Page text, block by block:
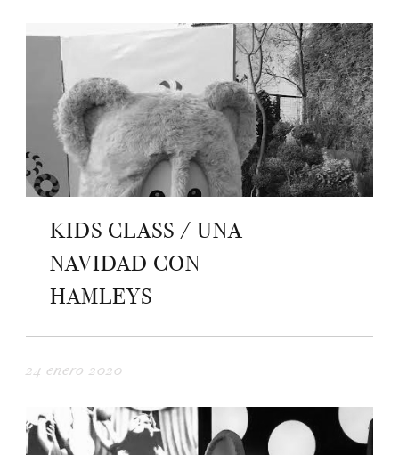
KIDS CLASS / UNA
NAVIDAD CON
HAMLEYS
24 enero 2020